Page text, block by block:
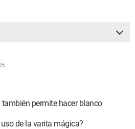
permite hacer blanco
de la varita mágica?